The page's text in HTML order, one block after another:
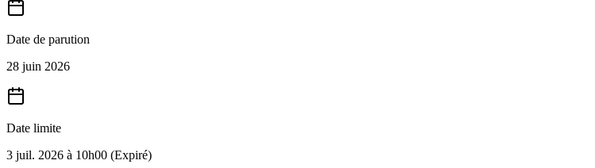
Date de parution
28 juin 2026
Date limite
3 juil. 2026 à 10h00 (Expiré)